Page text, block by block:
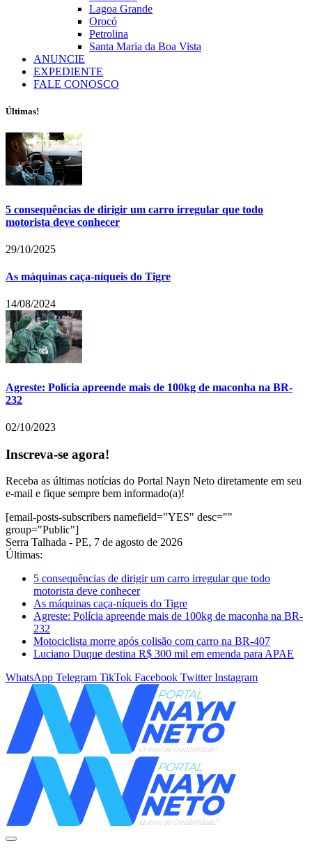
Lagoa Grande
Orocó
Petrolina
Santa Maria da Boa Vista
ANUNCIE
EXPEDIENTE
FALE CONOSCO
Últimas!
5 consequências de dirigir um carro irregular que todo
motorista deve conhecer
29/10/2025
As máquinas caça-níqueis do Tigre
14/08/2024
Agreste: Polícia apreende mais de 100kg de maconha na BR-
232
02/10/2023
Inscreva-se agora!
Receba as últimas notícias do Portal Nayn Neto diretamente em seu
e-mail e fique sempre bem informado(a)!
[email-posts-subscribers namefield="YES" desc=""
group="Public"]
Serra Talhada - PE, 7 de agosto de 2026
Últimas:
5 consequências de dirigir um carro irregular que todo
motorista deve conhecer
As máquinas caça-níqueis do Tigre
Agreste: Polícia apreende mais de 100kg de maconha na BR-
232
Motociclista morre após colisão com carro na BR-407
Luciano Duque destina R$ 300 mil em emenda para APAE
WhatsApp Telegram TikTok Facebook Twitter Instagram